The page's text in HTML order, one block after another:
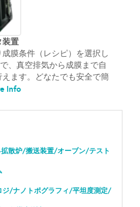
装置
膜条件（レシピ）を選択し
、真空排気から成膜まで自
ます。どなたでも安全で簡
Info
散炉/搬送装置/オーブン/テスト
ジ/ナノトポグラフィ/平坦度測定/